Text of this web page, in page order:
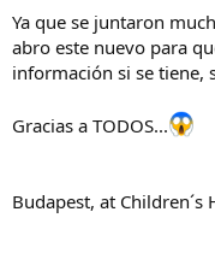
d
e
l
e
m
c
i
Ya que se juntaron
abro este nuevo para
información si se tiene,
Gracias a TODOS...
Budapest, at Children´s